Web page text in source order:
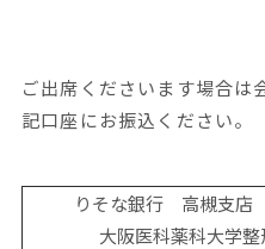
ご出席くださいます場合は
記口座にお振込ください。
りそな銀行 高槻
大阪医科薬科大学整